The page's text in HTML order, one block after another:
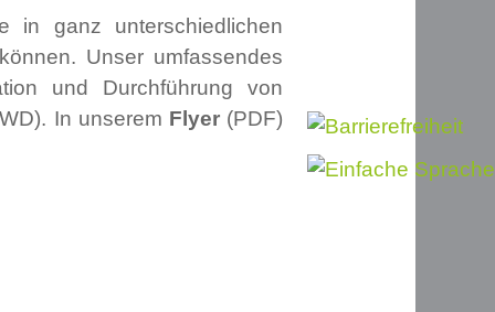
in ganz unterschiedlichen
Unser umfassendes
und Durchführung von
In unserem Flyer(PDF)